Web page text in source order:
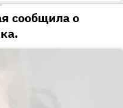
сообщила о